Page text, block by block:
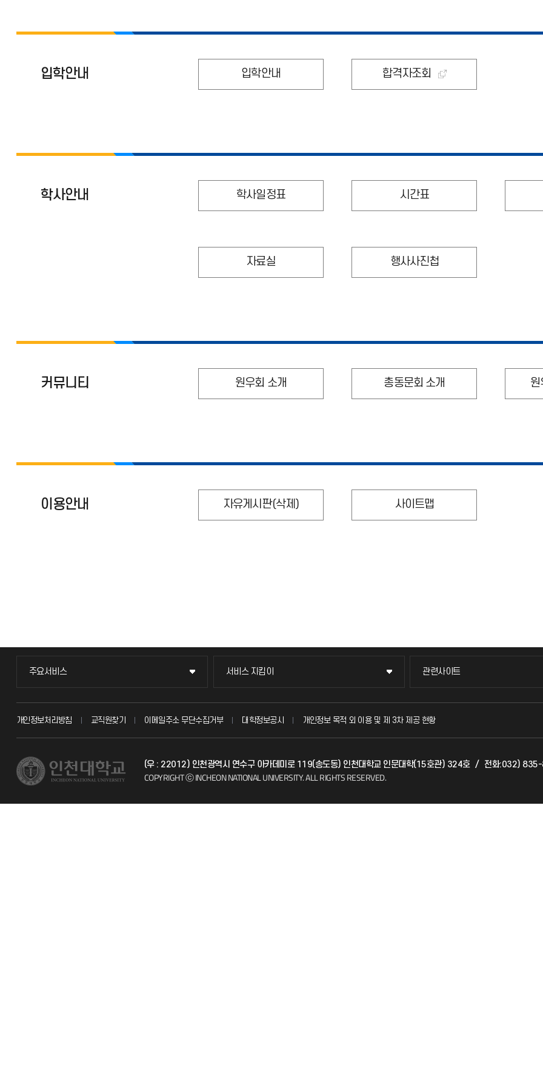
입학안내 입학안내 합격자조회
학사안내 학사일정표 시간표
자료실 행사사진첩
커뮤니티 원우회 소개 총동문회 소개 원
이용안내 자유게시판(삭제) 사이트맵
주요서비스
주요서비스
교무회의방송
시설예약
서비스 지킴이
서비스 지킴이
묻고 답하기
자주 묻는 질문(FAQ)
관련사이트
관련사이트
국방헬프콜
산학협력단
개인정보처리방침 교직원찾기 이메일주소 무단수집거부 대학정보공시 개인정보 목적 외 이용 및 제 3차 제공 현황
(우 : 22012) 인천광역시 연수구 아카데미로 119(송도동) 인천대학교 인문대학(15호관) 324호 / 전화:032)
COPYRIGHT ⓒ INCHEON NATIONAL UNIVERSITY.ALL RIGHTS RESERVED.